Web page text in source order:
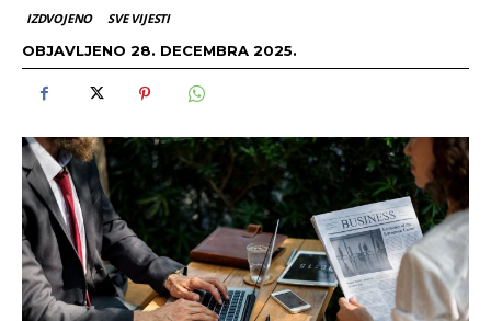
IZDVOJENO SVE VIJESTI
OBJAVLJENO 28. DECEMBRA 2025.